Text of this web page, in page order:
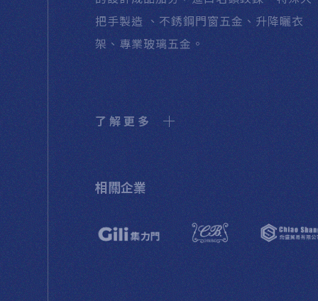
把手製造 、不銹鋼門窗五金、升降曬衣
架、專業玻璃五金。
了解更多
相關企業